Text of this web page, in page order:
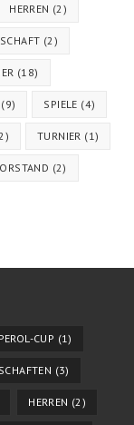
HERREN (2)
(2)
(18)
(9) SPIELE (4)
TURNIER (1)
(2)
CUP (1)
(3)
HERREN (2)